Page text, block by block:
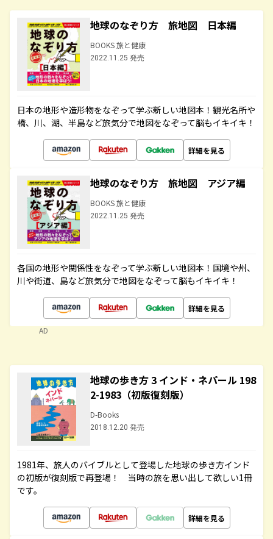
地球のなぞり方 旅地図 日本編
BOOKS 旅と健康
2022.11.25 発売
日本の地形や造形物をなぞって学ぶ新しい地図本！観光名所や
橋、川、湖、半島など旅気分で地図をなぞって脳もイキイキ！
詳細を見る
地球のなぞり方 旅地図 アジア編
BOOKS 旅と健康
2022.11.25 発売
各国の地形や関係性をなぞって学ぶ新しい地図本！国境や州、
川や街道、島など旅気分で地図をなぞって脳もイキイキ！
詳細を見る
AD
地球の歩き方 3 インド・ネパール 198
2-1983（初版復刻版）
D-Books
2018.12.20 発売
1981年、旅人のバイブルとして登場した地球の歩き方インド
の初版が復刻版で再登場！ 当時の旅を思い出して欲しい1冊
です。
詳細を見る